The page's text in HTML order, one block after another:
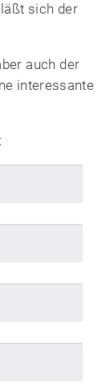
sich der
auch der
interessante